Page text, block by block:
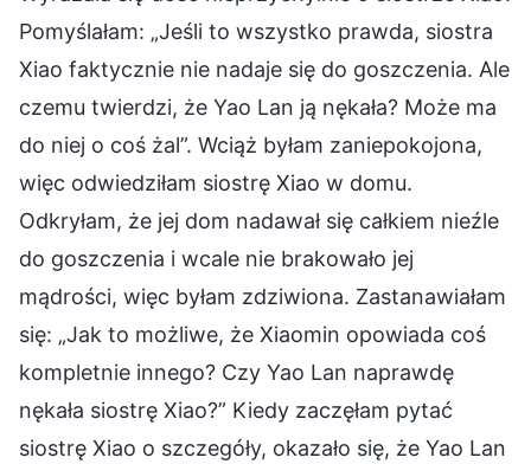
Pomyślałam: „Jeśli to wszystko prawda, siostra
Xiao faktycznie nie nadaje się do goszczenia. Ale
czemu twierdzi, że Yao Lan ją nękała? Może ma
do niej o coś żal”. Wciąż byłam zaniepokojona,
więc odwiedziłam siostrę Xiao w domu.
Odkryłam, że jej dom nadawał się całkiem nieźle
do goszczenia i wcale nie brakowało jej
mądrości, więc byłam zdziwiona. Zastanawiałam
się: „Jak to możliwe, że Xiaomin opowiada coś
kompletnie innego? Czy Yao Lan naprawdę
nękała siostrę Xiao?” Kiedy zaczęłam pytać
siostrę Xiao o szczegóły, okazało się, że Yao Lan